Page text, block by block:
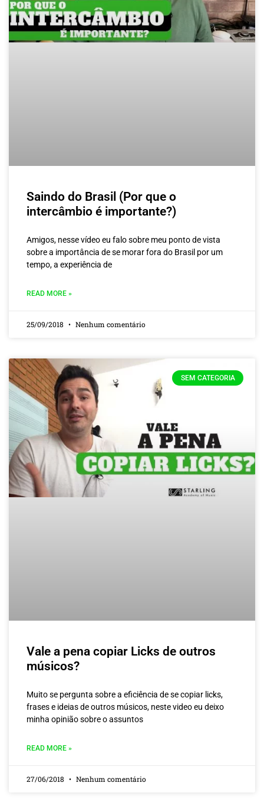
Saindo do Brasil (Por que o
intercâmbio é importante?)
Amigos, nesse vídeo eu falo sobre meu ponto de vista
sobre a importância de se morar fora do Brasil por um
tempo, a experiência de
READ MORE »
25/09/2018 Nenhum comentário
SEM CATEGORIA
Vale a pena copiar Licks de outros
músicos?
Muito se pergunta sobre a eficiência de se copiar licks,
frases e ideias de outros músicos, neste video eu deixo
minha opinião sobre o assuntos
READ MORE »
27/06/2018 Nenhum comentário